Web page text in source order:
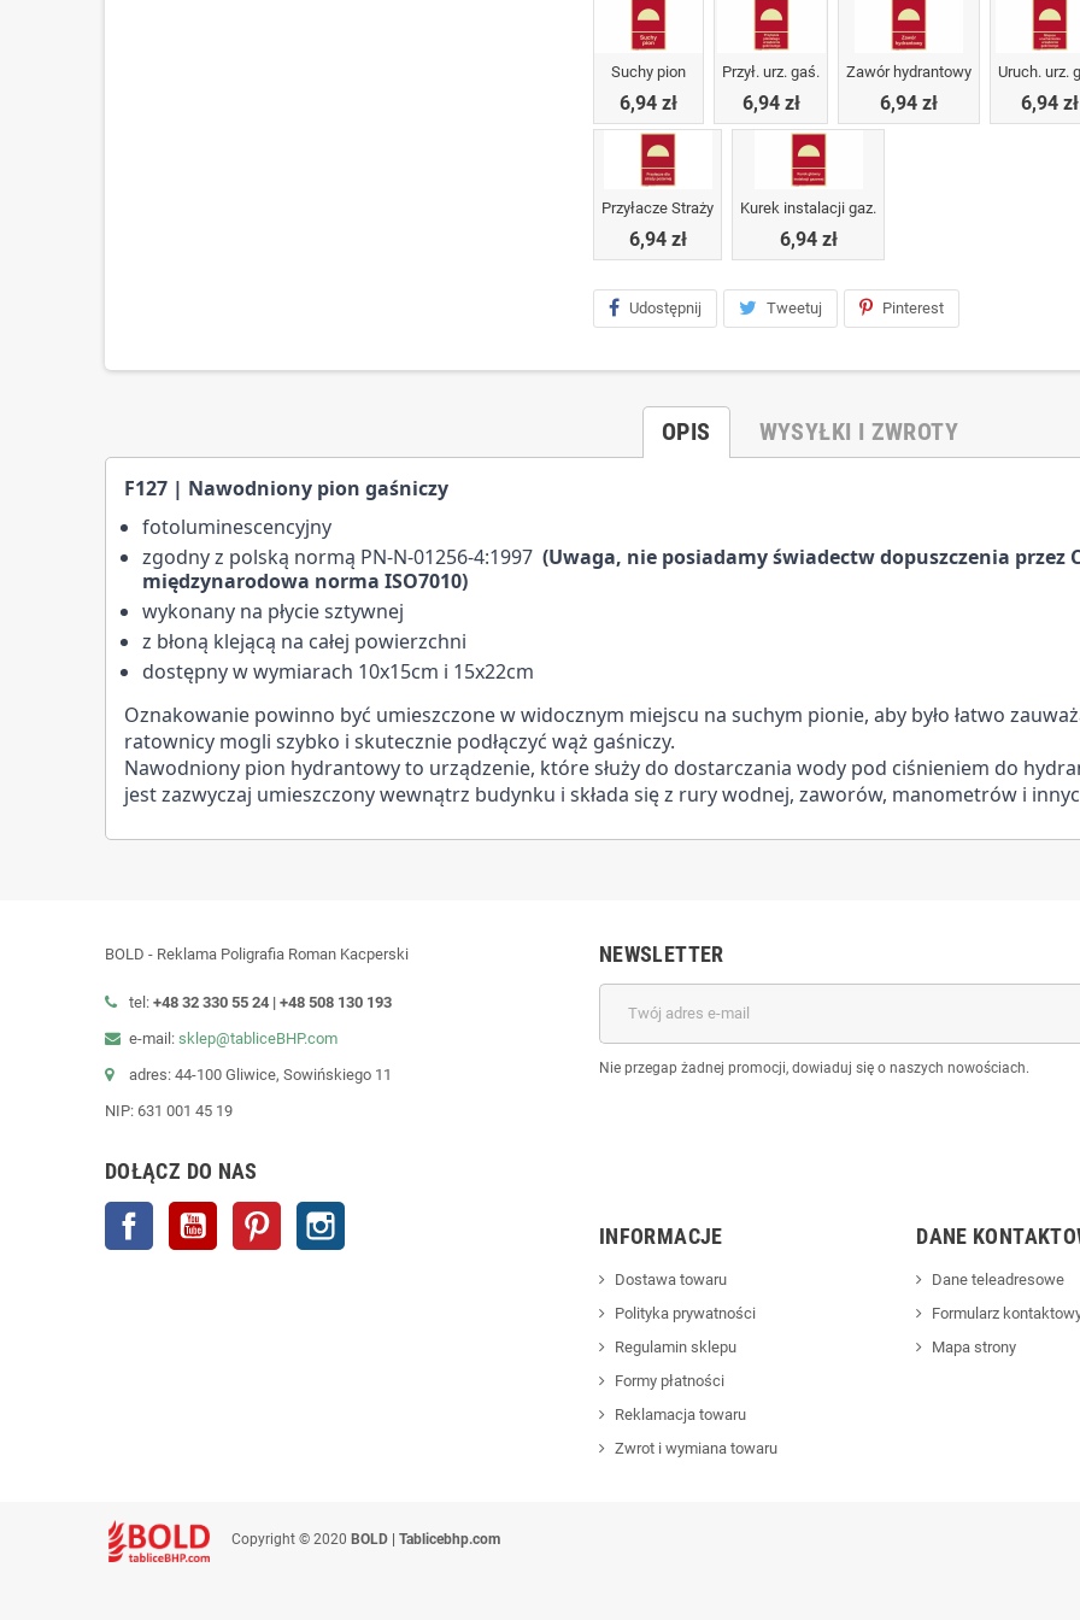
Suchy pion
6,94 zł
Przył. urz. gaś.
6,94 zł
Zawór hydrantowy
6,94 zł
Uruch. urz.
6,94 zł
Przyłacze Straży
6,94 zł
Kurek instalacji gaz.
6,94 zł
Udostępnij Tweetuj Pinterest
OPIS WYSYŁKI I ZWROTY
F127 | Nawodniony pion gaśniczy
fotoluminescencyjny
zgodny z polską normą PN-N-01256-4:1997 (Uwaga, nie posiadamy świadectw dopuszczenia przez
międzynarodowa norma ISO7010)
wykonany na płycie sztywnej
z błoną klejącą na całej powierzchni
dostępny w wymiarach 10x15cm i 15x22cm
Oznakowanie powinno być umieszczone w widocznym miejscu na suchym pionie, aby było łatwo
ratownicy mogli szybko i skutecznie podłączyć wąż gaśniczy.
Nawodniony pion hydrantowy to urządzenie, które służy do dostarczania wody pod ciśnieniem do
jest zazwyczaj umieszczony wewnątrz budynku i składa się z rury wodnej, zaworów, manometrów i
BOLD - Reklama Poligrafia Roman Kacperski
tel: +48 32 330 55 24 | +48 508 130 193
e-mail: sklep@tabliceBHP.com
adres: 44-100 Gliwice, Sowińskiego 11
NIP: 631 001 45 19
DOŁĄCZ DO NAS
Facebook YouTube Pinterest
NEWSLETTER
Nie przegap żadnej promocji, dowiaduj się o naszych nowościach.
INFORMACJE
Dostawa towaru
Polityka prywatności
Regulamin sklepu
Formy płatności
Reklamacja towaru
Zwrot i wymiana towaru
DANE
Dane teleadresowe
Formularz
Mapa strony
Copyright © 2020 BOLD | Tablicebhp.com